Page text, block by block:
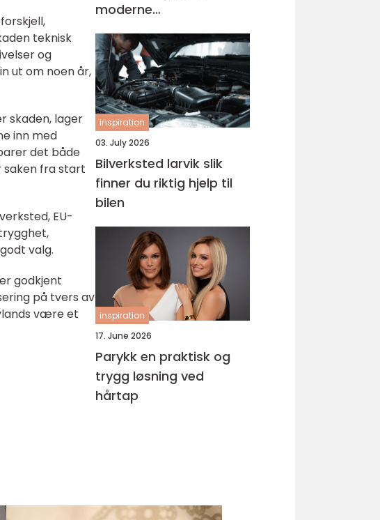
teknisk
og
ut om noen år,
skaden, lager
inn med
det både
saken fra start
EU-
valg.
godkjent
på tvers av
være et
moderne
tannbehandling
inspiration
03. July 2026
Bilverksted larvik slik
finner du riktig hjelp til
bilen
inspiration
17. June 2026
Parykk en praktisk og
trygg løsning ved
hårtap